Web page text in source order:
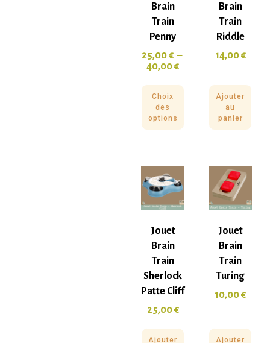
Brain
Train
Penny
25,00€ –
40,00€
Choix
des
options
Brain
Train
Riddle
14,00€
Ajouter
au
panier
Jouet
Brain
Train
Sherlock
Patte Cliff
25,00€
Ajouter
Jouet
Brain
Train
Turing
10,00€
Ajouter